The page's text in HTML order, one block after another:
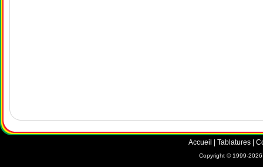
Accueil Tablatures
Copyright © 1999-